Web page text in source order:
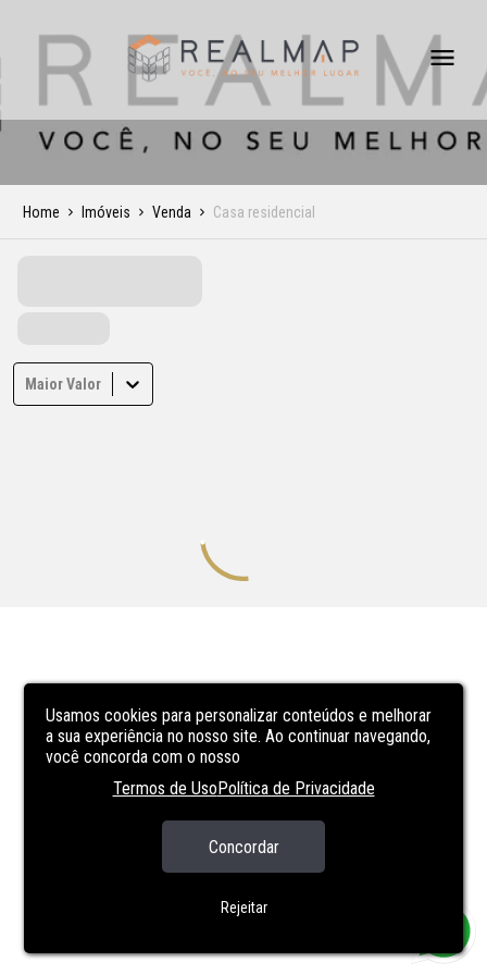
Usamos cookies para personalizar conteúdos e melhorar
a sua experiência no nosso site. Ao continuar navegando,
você concorda com o nosso
Termos de UsoPolítica de Privacidade
Concordar
Rejeitar
Home Imóveis Venda Casa residencial
Maior Valor